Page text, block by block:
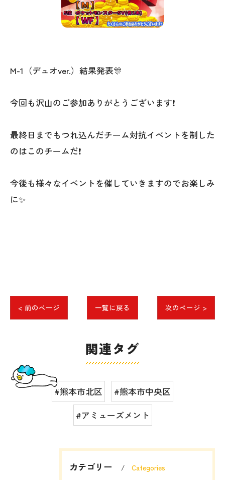
M-1（デュオver.）結果発表🎊
今回も沢山のご参加ありがとうございます❗
最終日までもつれ込んだチーム対抗イベントを制した
のはこのチームだ❗
今後も様々なイベントを催していきますのでお楽しみ
に✨
< 前のページ 一覧に戻る 次のページ >
関連タグ
#熊本市北区
#熊本市中央区
#アミューズメント
カテゴリー Categories